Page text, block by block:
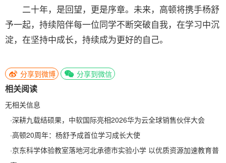
二十年，是回望，更是序章。未来，高顿将携手杨舒
予一起，持续陪伴每一位同学不断突破自我，在学习中沉
淀，在坚持中成长，持续成为更好的自己。
分享到微博 分享到微信
相关阅读
无相关信息
·深耕九载结硕果，中软国际亮相2026华为云全球销售伙伴大会
·高顿20周年：杨舒予成首位学习成长大使
·京东科学体验教室落地河北承德市实验小学 以优质资源加速教育普